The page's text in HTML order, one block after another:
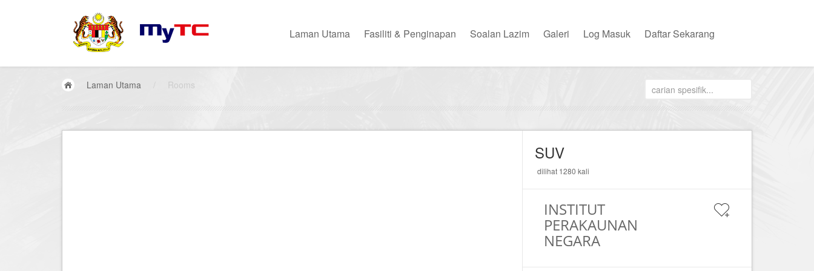
Laman Utama Fasiliti & Penginapan Soalan Lazim Galeri Log Masuk Daftar Sekarang
Laman Utama Rooms
SUV
dilihat 1280 kali
INSTITUT
PERAKAUNAN
NEGARA